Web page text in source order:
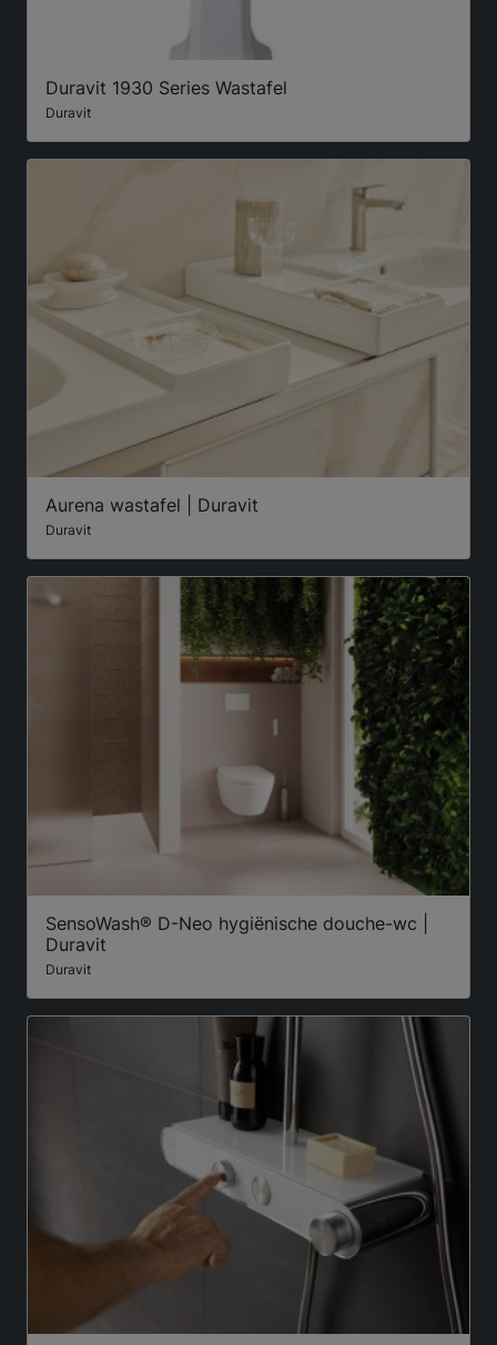
Duravit 1930 Series Wastafel
Duravit
Aurena wastafel | Duravit
Duravit
SensoWash® D-Neo hygiënische douche-wc |
Duravit
Duravit